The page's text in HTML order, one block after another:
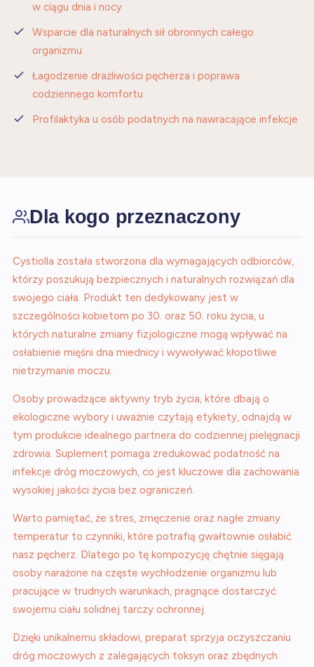
w ciągu dnia i nocy
Wsparcie dla naturalnych sił obronnych całego
organizmu
Łagodzenie drażliwości pęcherza i poprawa
codziennego komfortu
Profilaktyka u osób podatnych na nawracające infekcje
Dla kogo przeznaczony
Cystiolla została stworzona dla wymagających odbiorców,
którzy poszukują bezpiecznych i naturalnych rozwiązań dla
swojego ciała. Produkt ten dedykowany jest w
szczególności kobietom po 30. oraz 50. roku życia, u
których naturalne zmiany fizjologiczne mogą wpływać na
osłabienie mięśni dna miednicy i wywoływać kłopotliwe
nietrzymanie moczu.
Osoby prowadzące aktywny tryb życia, które dbają o
ekologiczne wybory i uważnie czytają etykiety, odnajdą w
tym produkcie idealnego partnera do codziennej pielęgnacji
zdrowia. Suplement pomaga zredukować podatność na
infekcje dróg moczowych, co jest kluczowe dla zachowania
wysokiej jakości życia bez ograniczeń.
Warto pamiętać, że stres, zmęczenie oraz nagłe zmiany
temperatur to czynniki, które potrafią gwałtownie osłabić
nasz pęcherz. Dlatego po tę kompozycję chętnie sięgają
osoby narażone na częste wychłodzenie organizmu lub
pracujące w trudnych warunkach, pragnące dostarczyć
swojemu ciału solidnej tarczy ochronnej.
Dzięki unikalnemu składowi, preparat sprzyja oczyszczaniu
dróg moczowych z zalegających toksyn oraz zbędnych